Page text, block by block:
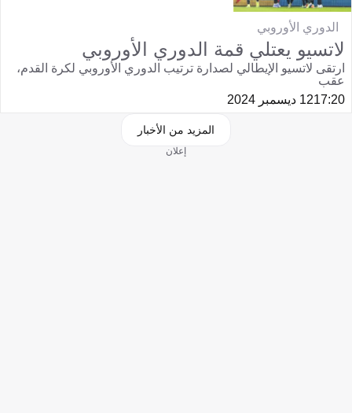
الدوري الأوروبي
لاتسيو يعتلي قمة الدوري الأوروبي
ارتقى لاتسيو الإيطالي لصدارة ترتيب الدوري الأوروبي لكرة القدم،
عقب
17:2012 ديسمبر 2024
المزيد من الأخبار
إعلان